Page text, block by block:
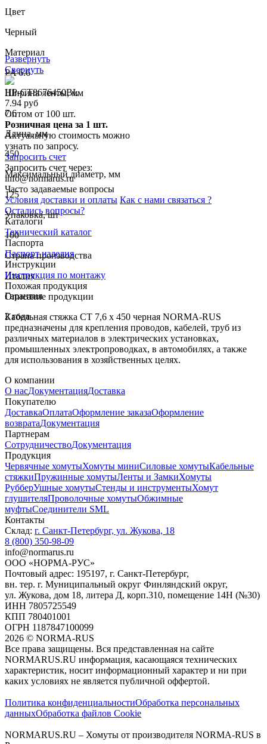
Цвет
Черный
Материал
PA 6.6
Ширина ленты, мм
7.6
Длина, мм
450
Максимальный диаметр, мм
125
Упаковка, шт
100
Страна производства
Италия
Гарантия
2 года
Развернуть
Свернуть
НР-СТ8676450BL
7.94 руб
Оптом от 100 шт.
Розничная цена за 1 шт.
Актуальную стоимость можно
узнать по запросу.
Запросить счет
Запросить счет через:
info@normarus.ru
Часто задаваемые вопросы
Условия доставки и оплаты Как с нами связаться ?
Остались вопросы?
Каталоги
Технический каталог
Паспорта
Паспорт изделия
Инструкции
Инструкция по монтажу
Похожая продукция
Описание продукции
Кабельная стяжка CT 7,6 x 450 черная NORMA-RUS
предназначены для крепления проводов, кабелей, труб из
различных материалов в электрических установках,
промышленных электропроводках, в автомобилях, а также
для использования в хозяйственных целях.
О компании
О насДокументацияДоставка
Покупателю
ДоставкаОплатаОформление заказаОформление
возвратаДокументация
Партнерам
СотрудничествоДокументация
Продукция
Червячные хомутыХомуты миниСиловые хомутыКабельные
стяжкиПружинные хомутыЛенты и ЗамкиХомуты
РубберУшные хомутыСтенды и инструментыХомут
глушителяПроволочные хомутыОбжимные
муфтыСоединители SML
Контакты
Склад: г. Санкт-Петербург, ул. Жукова, 18
8 (800) 350-98-09
info@normarus.ru
ООО «НОРМА-РУС»
Почтовый адрес: 195197, г. Санкт-Петербург,
вн. тер. г. Муниципальный округ Финляндский округ,
ул. Жукова, дом 18, литера Д, корп.310, помещение 14Н (№30)
ИНН 7805725549
КПП 780401001
ОГРН 1187847100099
2026 © NORMA-RUS
Все права защищены. Вся представленная на сайте
NORMARUS.RU информация, касающаяся технических
характеристик, носит информационный характер и ни при
каких условиях не является публичной оффертой.‍
Политика конфиденциальностиОбработка персональных
данныхОбработка файлов Cookie
NORMARUS.RU – Хомуты от производителя NORMA-RUS в